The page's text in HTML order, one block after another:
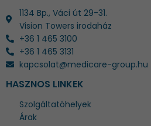
1134 Bp., Váci út 29-31.
Vision Towers irodaház
+36 1 465 3100
+36 1 465 3131
kapcsolat@medicare-group.hu
HASZNOS LINKEK
Szolgáltatóhelyek
Árak